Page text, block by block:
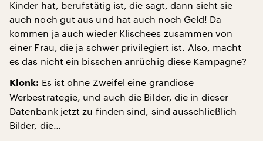
Kinder hat, berufstätig ist, die sagt, dann sieht sie
auch noch gut aus und hat auch noch Geld! Da
kommen ja auch wieder Klischees zusammen von
einer Frau, die ja schwer privilegiert ist. Also, macht
es das nicht ein bisschen anrüchig diese Kampagne?
Klonk: Es ist ohne Zweifel eine grandiose
Werbestrategie, und auch die Bilder, die in dieser
Datenbank jetzt zu finden sind, sind ausschließlich
Bilder, die…